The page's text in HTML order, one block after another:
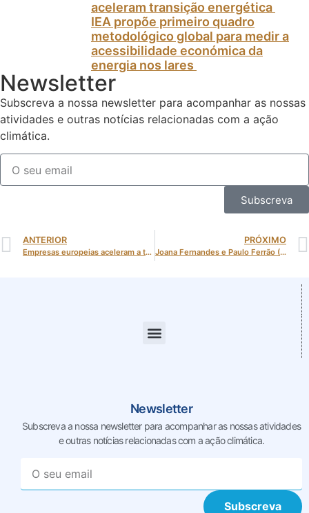
aceleram transição energética
IEA propõe primeiro quadro
metodológico global para medir a
acessibilidade económica da
energia nos lares
Newsletter
Subscreva a nossa newsletter para acompanhar as nossas
atividades e outras notícias relacionadas com a ação
climática.
Subscreva
ANTERIOR
Empresas europeias aceleram a transição para a neutralidade climática, revela o EIB Investment Survey 2025
PRÓXIMO
Joana Fernandes e Paulo Ferrão (IN+) apresentam método que pode reduzir emissões na reabilitação de edifícios
Newsletter
Subscreva a nossa newsletter para acompanhar as nossasatividades
e outras notícias relacionadas com a ação climática.
Subscreva